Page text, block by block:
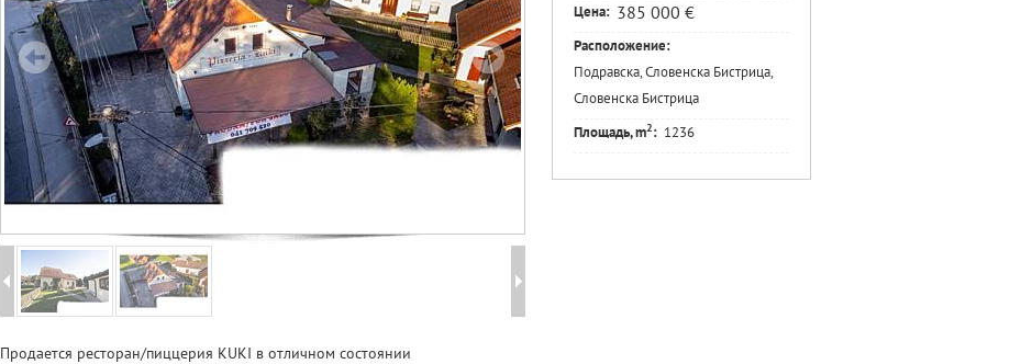
Цена: 385 000 €
Расположение:
Подравска, Словенска Бистрица,
Словенска Бистрица
Площадь, m2: 1236
Продается ресторан/пиццерия KUKI в отличном состоянии